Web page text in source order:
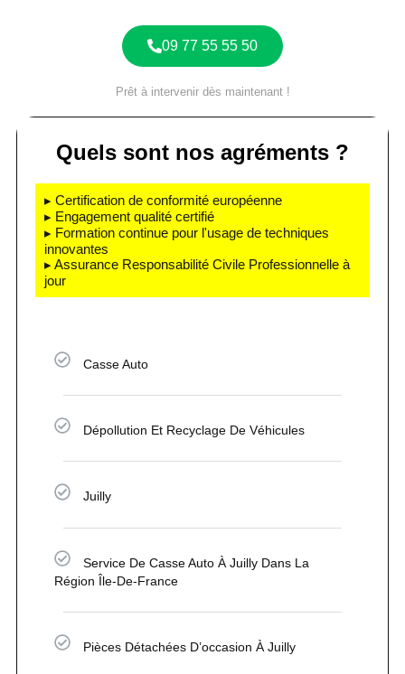
09 77 55 55 50
Prêt à intervenir dès maintenant !
Quels sont nos agréments ?
▸ Certification de conformité européenne
▸ Engagement qualité certifié
▸ Formation continue pour l'usage de techniques
innovantes
▸ Assurance Responsabilité Civile Professionnelle à
jour
Casse Auto
Dépollution Et Recyclage De Véhicules
Juilly
Service De Casse Auto À Juilly Dans La
Région Île-De-France
Pièces Détachées D’occasion À Juilly